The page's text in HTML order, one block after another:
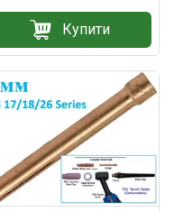
Купити